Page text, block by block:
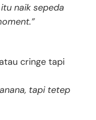
naik sepeda
cringe tapi
tapi tetep